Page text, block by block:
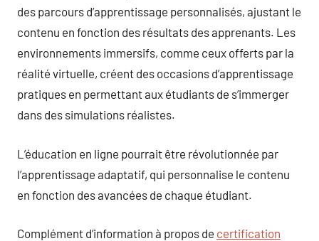
des parcours d’apprentissage personnalisés, ajustant le
contenu en fonction des résultats des apprenants. Les
environnements immersifs, comme ceux offerts par la
réalité virtuelle, créent des occasions d’apprentissage
pratiques en permettant aux étudiants de s’immerger
dans des simulations réalistes.
L’éducation en ligne pourrait être révolutionnée par
l’apprentissage adaptatif, qui personnalise le contenu
en fonction des avancées de chaque étudiant.
Complément d’information à propos de certification